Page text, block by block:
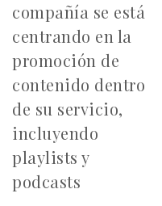
compañía se está
centrando en la
promoción de
contenido dentro
de su servicio,
incluyendo
playlists y
podcasts